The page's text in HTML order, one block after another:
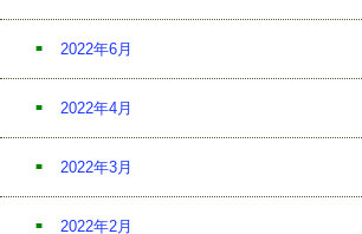
2022年6月
2022年4月
2022年3月
2022年2月